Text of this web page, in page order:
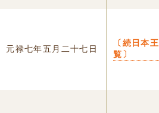
元禄七年五月二十七日
〔続日本
覧〕